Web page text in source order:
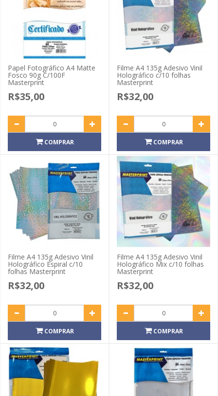
Papel Fotográfico A4 Matte
Fosco 90g C/100F
Masterprint
R$35,00
COMPRAR
Filme A4 135g Adesivo Vinil
Holográfico c/10 folhas
Masterprint
R$32,00
COMPRAR
Filme A4 135g Adesivo Vinil
Holográfico Espiral c/10
folhas Masterprint
R$32,00
COMPRAR
Filme A4 135g Adesivo Vinil
Holográfico Mix c/10 folhas
Masterprint
R$32,00
COMPRAR